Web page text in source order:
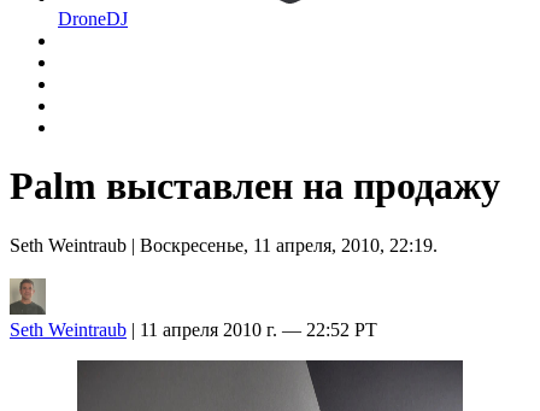
DroneDJ
Palm выставлен на продажу
Seth Weintraub | Воскресенье, 11 апреля, 2010, 22:19.
Seth Weintraub | 11 апреля 2010 г. — 22:52 PT